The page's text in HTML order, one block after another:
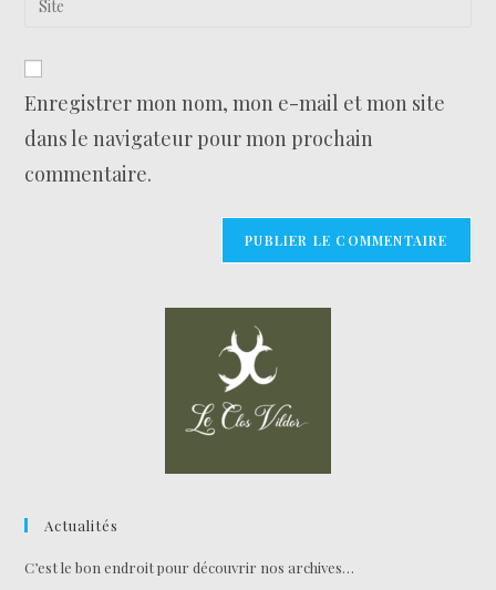
Enregistrer mon nom, mon e-mail et mon site
dans le navigateur pour mon prochain
commentaire.
Actualités
C’est le bon endroit pour découvrir nos archives…